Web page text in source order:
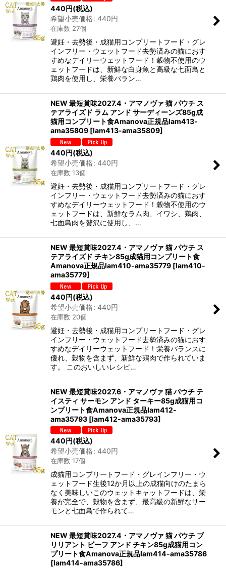
440円(税込)
希望小売価格: 440円
在庫数 27個
避妊・去勢後・成猫用コンプリートフード・グレ
インフリー・ウェットフード去勢済みの猫におす
すめなデイリーウェットフード！穀物不使用のウ
ェットフードは、新鮮な白身魚と高級な七面鳥と
鶏肉を使用し、栄養バラン…
NEW 最短賞味2027.4・アマノヴァ 猫 パウチ ス
テアライズド ラム アンド サーディーンズ85g成
猫用コンプリート食Amanova正規品lam413-
ama35809 [lam413-ama35809]
440円(税込)
希望小売価格: 440円
在庫数 13個
避妊・去勢後・成猫用コンプリートフード・グレ
インフリー・ウェットフード去勢済みの猫におす
すめなデイリーウェットフード！穀物不使用のウ
ェットフードは、新鮮なラム肉、イワシ、鶏肉、
七面鳥肉を贅沢に使用し、…
NEW 最短賞味2027.4・アマノヴァ 猫 パウチ ス
テアライズド チキン85g成猫用コンプリート食
Amanova正規品lam410-ama35779 [lam410-
ama35779]
440円(税込)
希望小売価格: 440円
在庫数 20個
避妊・去勢後・成猫用コンプリートフード・グレ
インフリー・ウェットフード去勢済みの猫におす
すめなデイリーウェットフード！栄養バランスに
優れ、穀物を含まず、新鮮な鶏肉で作られていま
す。 このおいしいレシピ…
NEW 最短賞味2027.6・アマノヴァ 猫 パウチ テ
イスティ サーモン アンド ターキー85g成猫用コ
ンプリート食Amanova正規品lam412-
ama35793 [lam412-ama35793]
440円(税込)
希望小売価格: 440円
在庫数 17個
成猫用コンプリートフード・グレインフリー・ウ
ェットフード生後12か月以上の成猫向けのたまら
なく美味しいこのウェットキャットフードは、栄
養が完全で、穀物を含まず、最高級の新鮮なサー
モンと七面鳥で作られて…
NEW 最短賞味2027.4・アマノヴァ 猫 パウチ ブ
リリアント ビーフ アンド チキン85g成猫用コン
プリート食Amanova正規品lam414-ama35786
[lam414-ama35786]